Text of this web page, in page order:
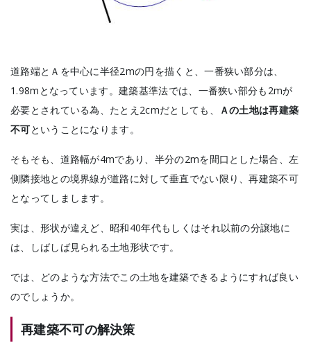
道路端とＡを中心に半径2mの円を描くと、一番狭い部分は、
1.98mとなっています。建築基準法では、一番狭い部分も2mが
必要とされている為、たとえ2cmだとしても、
Ａの土地は再建築
不可ということになります。
そもそも、道路幅が4mであり、半分の2mを間口とした場合、左
側隣接地との境界線が道路に対して垂直でない限り、再建築不可
となってしまします。
実は、形状が違えど、昭和40年代もしくはそれ以前の分譲地に
は、しばしば見られる土地形状です。
では、どのような方法でこの土地を建築できるようにすれば良い
のでしょうか。
再建築不可の解決策